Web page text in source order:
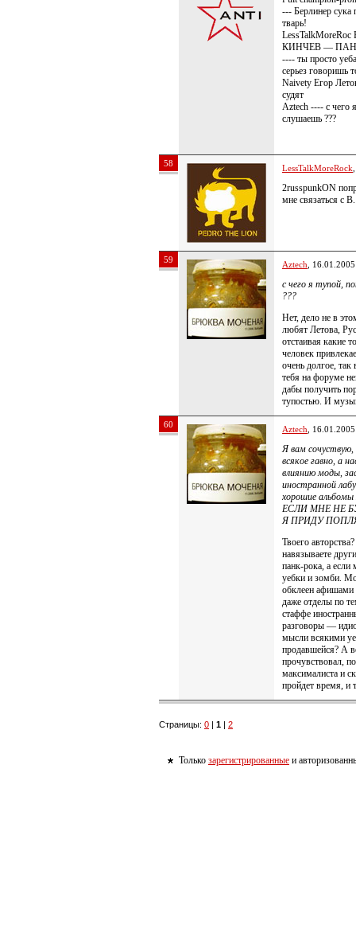
--- Берлинер сука
тварь!
КИНЧЕВ —
---- ты просто
серьез говоришь
Naivety Егор
судят
Aztech ---- с чего
слушаешь ???
58 LessTalkMoreRock
2russpunkON
мне связаться с
59 Aztech ,
с чего я тупой,
???
Нет, дело не в
любят Летова,
отстаивая какие
человек
очень долгое, так
тебя на форуме
дабы получить
тупостью. И
60 Aztech ,
Я вам
всякое гавно, а
влиянию моды,
иностранной
хорошие альбомы
ЕСЛИ МНЕ НЕ
Я ПРИДУ
Твоего
навязываете
панк-рока, а
уебки и зомби.
обклеен
даже отделы по
стаффе
разговоры —
мысли всякими
продавшейся? А
прочувствовал,
максималиста и
пройдет время, и
Страницы: 0 | 1 | 2
Только зарегистрированные и